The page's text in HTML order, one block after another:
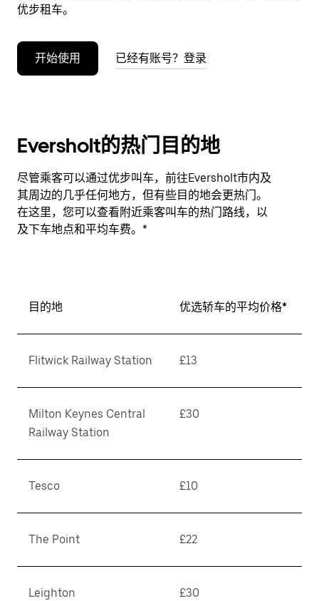
优步租车。
开始使用 已经有账号？登录
Eversholt的热门目的地
尽管乘客可以通过优步叫车，前往Eversholt市内及
其周边的几乎任何地方，但有些目的地会更热门。
在这里，您可以查看附近乘客叫车的热门路线，以
及下车地点和平均车费。*
目的地 优选轿车的平均价格*
Flitwick Railway Station £13
Milton Keynes Central
Railway Station
£30
Tesco £10
The Point £22
Leighton
£30